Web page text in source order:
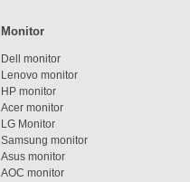
Monitor
Dell monitor
Lenovo monitor
HP monitor
Acer monitor
LG Monitor
Samsung monitor
Asus monitor
AOC monitor